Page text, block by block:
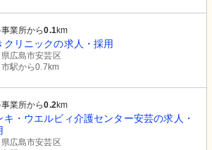
業所から0.1km
クリニックの求人・採用
広島市安芸区
駅から0.7km
業所から0.2km
キ・ウエルビィ介護センター安芸の求人・
広島市安芸区